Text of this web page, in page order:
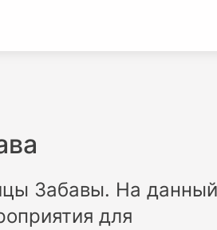
Забавы. На данный
для